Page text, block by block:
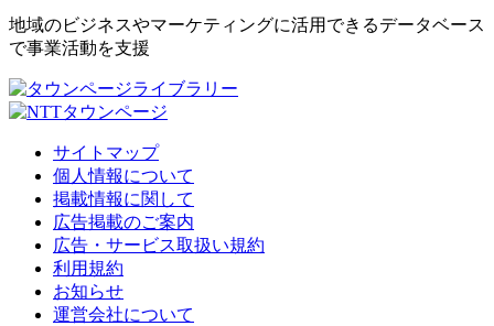
地域のビジネスやマーケティングに活用できるデータベース
で事業活動を支援
サイトマップ
個人情報について
掲載情報に関して
広告掲載のご案内
広告・サービス取扱い規約
利用規約
お知らせ
運営会社について